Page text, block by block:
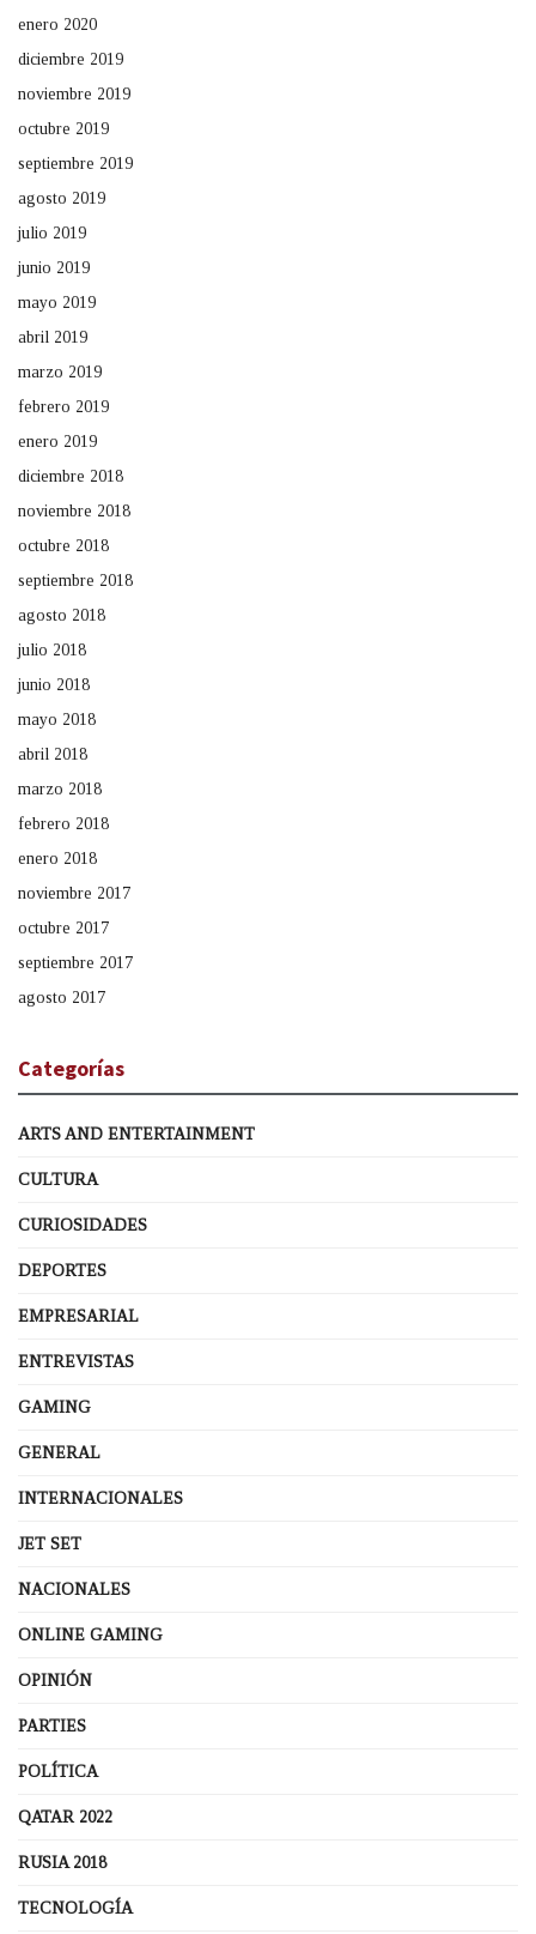
enero 2020
diciembre 2019
noviembre 2019
octubre 2019
septiembre 2019
agosto 2019
julio 2019
junio 2019
mayo 2019
abril 2019
marzo 2019
febrero 2019
enero 2019
diciembre 2018
noviembre 2018
octubre 2018
septiembre 2018
agosto 2018
julio 2018
junio 2018
mayo 2018
abril 2018
marzo 2018
febrero 2018
enero 2018
noviembre 2017
octubre 2017
septiembre 2017
agosto 2017
Categorías
ARTS AND ENTERTAINMENT
CULTURA
CURIOSIDADES
DEPORTES
EMPRESARIAL
ENTREVISTAS
GAMING
GENERAL
INTERNACIONALES
JET SET
NACIONALES
ONLINE GAMING
OPINIÓN
PARTIES
POLÍTICA
QATAR 2022
RUSIA 2018
TECNOLOGÍA